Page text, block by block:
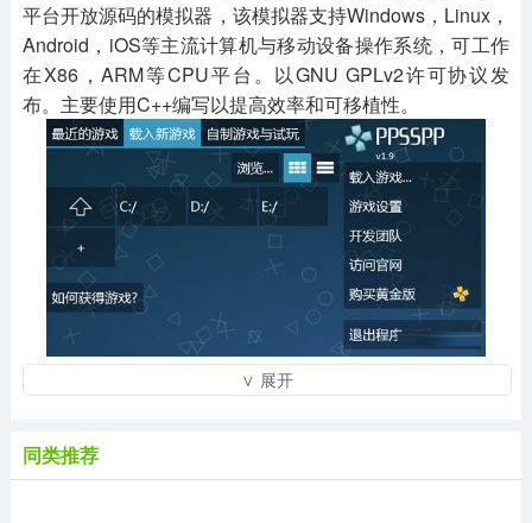
平台开放源码的模拟器，该模拟器支持Windows，Linux，
Android，iOS等主流计算机与移动设备操作系统，可工作
在X86，ARM等CPU平台。以GNU GPLv2许可协议发
布。主要使用C++编写以提高效率和可移植性。
【特点介绍】
pbp、elf、prx、zip。
∨ 展开
同类推荐